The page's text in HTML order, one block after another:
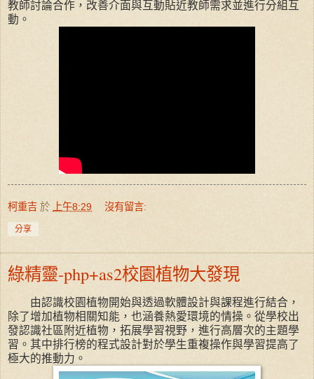
教師討論合作，改善介面與互動貼近教師需求並進行分組互
動。
柯重吉 於 上午8:29 沒有留言:
分享
綠精靈-php+as2校園植物大發現
由認識校園植物開始與透過軟體設計與課程進行結合，
除了增加植物相關知能，也涵養熱愛環境的情操。從學校出
發認識社區附近植物，拓展學習視野，進行高層次的主題學
習。其中排行榜的程式設計對於學生重複操作與學習提高了
極大的推動力。